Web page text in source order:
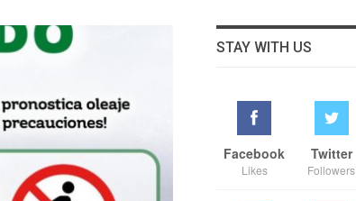
STAY WITH US
Facebook
Likes
Twitter
Followers